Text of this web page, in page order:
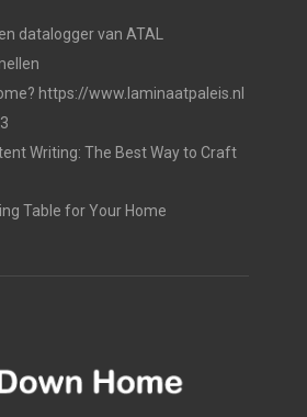
datalogger van ATAL
https://www.laminaatpaleis.nl
Writing: The Best Way to Craft
Table for Your Home